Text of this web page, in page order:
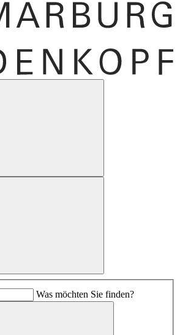
Was möchten Sie finden?